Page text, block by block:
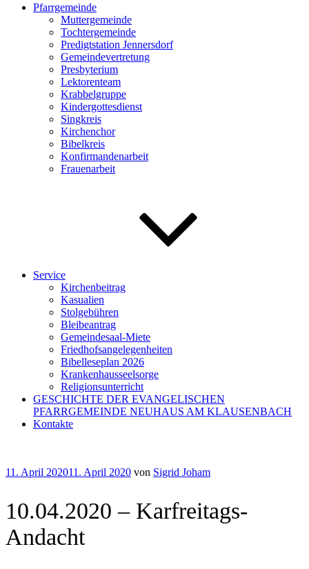
Pfarrgemeinde
Muttergemeinde
Tochtergemeinde
Predigtstation Jennersdorf
Gemeindevertretung
Presbyterium
Lektorenteam
Krabbelgruppe
Kindergottesdienst
Singkreis
Kirchenchor
Bibelkreis
Konfirmandenarbeit
Frauenarbeit
Service
Kirchenbeitrag
Kasualien
Stolgebühren
Bleibeantrag
Gemeindesaal-Miete
Friedhofsangelegenheiten
Bibelleseplan 2026
Krankenhausseelsorge
Religionsunterricht
GESCHICHTE DER EVANGELISCHEN
PFARRGEMEINDE NEUHAUS AM KLAUSENBACH
Kontakte
Veröffentlicht
11. April 202011. April 2020 von Sigrid Joham
10.04.2020 – Karfreitags-
Andacht